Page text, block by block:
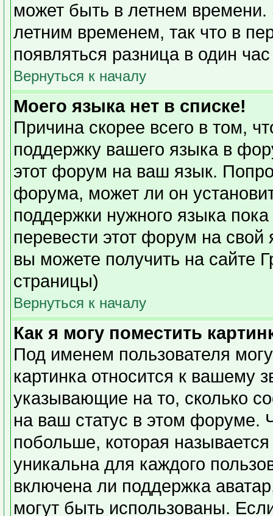
может быть в летнем
летним временем, так что в
появляться разница в один
Вернуться к началу
Моего языка нет в списке!
Причина скорее всего в том,
поддержку вашего языка в
этот форум на ваш язык.
форума, может ли он
поддержки нужного языка
перевести этот форум на
вы можете получить на сайте
страницы)
Вернуться к началу
Как я могу поместить
Под именем пользователя
картинка относится к вашему
указывающие на то, сколько
на ваш статус в этом форуме.
побольше, которая
уникальна для каждого
включена ли поддержка
могут быть использованы.